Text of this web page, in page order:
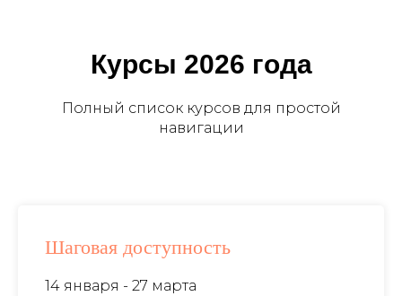
Курсы 2026 года
Полный список курсов для простой
навигации
Шаговая доступность
14 января - 27 марта